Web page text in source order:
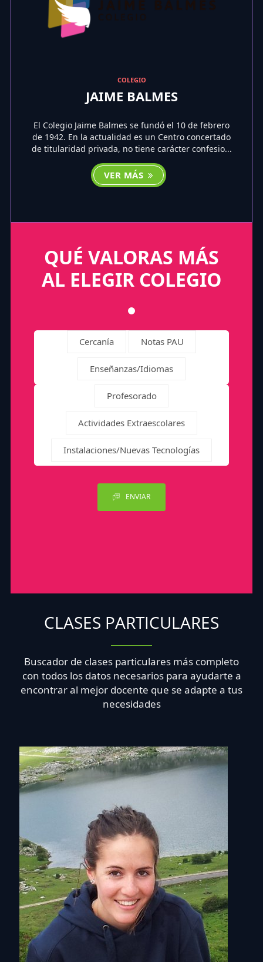
COLEGIO
JAIME BALMES
El Colegio Jaime Balmes se fundó el 10 de febrero
de 1942. En la actualidad es un Centro concertado
de titularidad privada, no tiene carácter confesio...
VER MÁS
QUÉ VALORAS MÁS
AL ELEGIR COLEGIO
Cercanía Notas PAU
Enseñanzas/Idiomas
Profesorado
Actividades Extraescolares
Instalaciones/Nuevas Tecnologías
ENVIAR
CLASES PARTICULARES
Buscador de clases particulares más completo
con todos los datos necesarios para ayudarte a
encontrar al mejor docente que se adapte a tus
necesidades